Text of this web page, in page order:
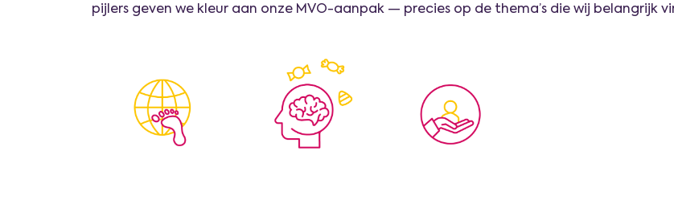
pijlers geven we kleur aan onze MVO-aanpak — precies op de thema’s die wij belangrijk